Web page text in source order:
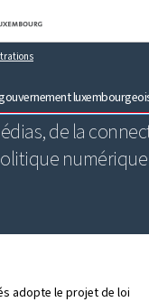
au menu principal
Aller au contenu
de la
numérique
adopte le projet de loi